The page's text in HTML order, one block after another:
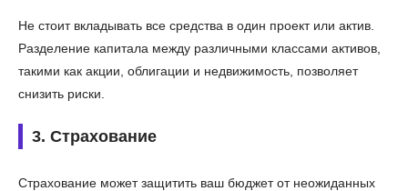
Не стоит вкладывать все средства в один проект или актив.
Разделение капитала между различными классами активов,
такими как акции, облигации и недвижимость, позволяет
снизить риски.
3. Страхование
Страхование может защитить ваш бюджет от неожиданных